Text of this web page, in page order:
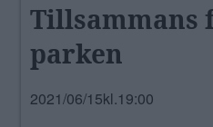
Tillsammans
parken
2021/06/15kl.19:00